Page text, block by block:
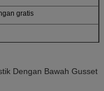
gratis
Dengan Bawah Gusset